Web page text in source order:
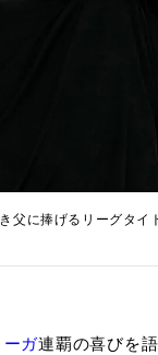
父に捧げるリーグタ
ーガ連覇の喜びを